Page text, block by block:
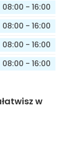
08:00 - 16:00
08:00 - 16:00
08:00 - 16:00
08:00 - 16:00
w